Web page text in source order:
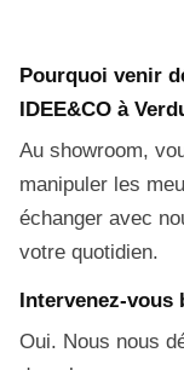
Pourquoi venir
IDEE&CO à
Au showroom,
manipuler les
échanger avec
votre quotidien.
Intervenez-vous
Oui. Nous nous